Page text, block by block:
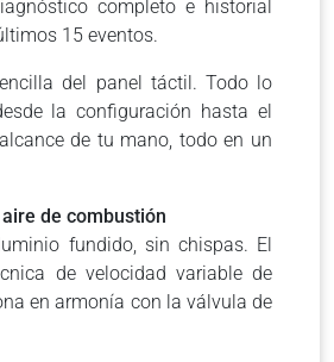
completo e historial
15 eventos.
del panel táctil. Todo lo
la configuración hasta el
de tu mano, todo en un
de combustión
fundido, sin chispas. El
de velocidad variable de
en armonía con la válvula de